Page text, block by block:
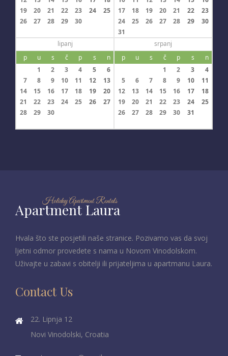
19
20 21 22 23 24
25
26
27 28 29 30
17
18 19 20 21 22
23
24
25 26 27 28 29
30
31
lipanj
p
u s č p s
n
1
2 3 4 5
6
7
8 9 10 11 12
13
14
15 16 17 18 19
20
21
22 23 24 25 26
27
28
29 30
srpanj
p
u s č p s
n
1
2 3
4
5
6 7 8 9 10
11
12
13 14 15 16 17
18
19
20 21 22 23 24
25
26
27 28 29 30 31
Apartment Laura
Holiday Apartment Rentals
Hvala što ste posjetili naše stranice. Pozivamo vas da svoj
ljetni odmor provedete s nama u Novom Vinodolskom.
Uživajte u zabavi s obitelji ili prijateljima u apartmanu Laura.
Contact Us
22. Lipnja 12
Novi Vinodolski, Croatia